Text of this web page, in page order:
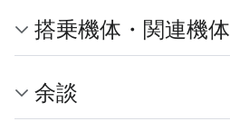
搭乗機体・関連機体
余談